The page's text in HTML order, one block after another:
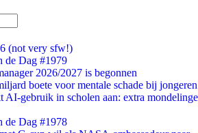
(not very sfw!)
de Dag #1979
2026/2027 is begonnen
boete voor mentale schade bij jongeren
AI-gebruik in scholen aan: extra mondelinge
de Dag #1978